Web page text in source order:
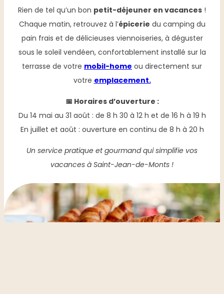
Rien de tel qu’un bon petit-déjeuner en vacances !
Chaque matin, retrouvez à l’épicerie du camping du
pain frais et de délicieuses viennoiseries, à déguster
sous le soleil vendéen, confortablement installé sur la
terrasse de votre mobil-home ou directement sur
votre emplacement.
📅 Horaires d’ouverture :
Du 14 mai au 31 août : de 8 h 30 à 12 h et de 16 h à 19 h
En juillet et août : ouverture en continu de 8 h à 20 h
Un service pratique et gourmand qui simplifie vos
vacances à Saint-Jean-de-Monts !